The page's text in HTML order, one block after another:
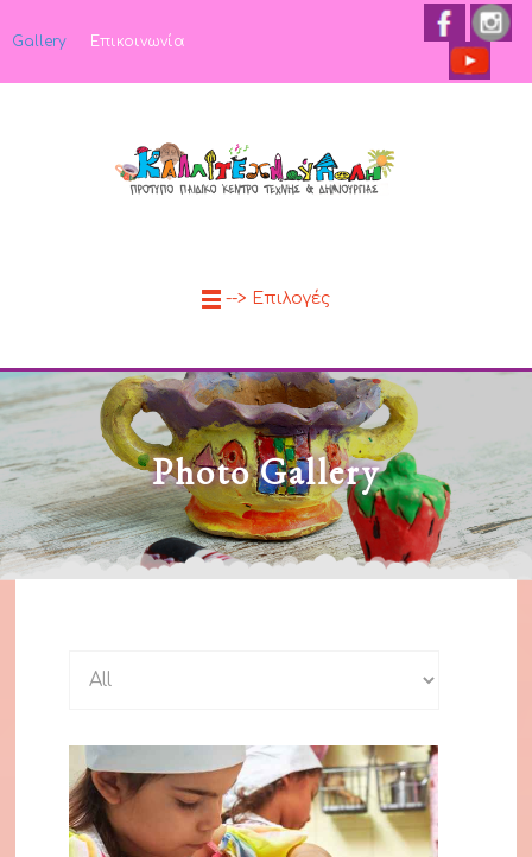
Gallery Επικοινωνία
--> Επιλογές
Photo Gallery